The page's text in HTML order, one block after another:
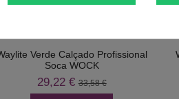
-13%
Verde Calçado Profissional
Soca WOCK
29,22 €33,58 €